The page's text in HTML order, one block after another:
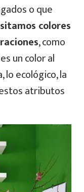
o que
colores
, como
un color al
lo ecológico, la
atributos